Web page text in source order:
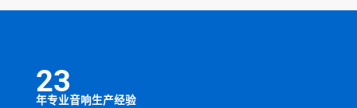
23
年专业音响生产经验